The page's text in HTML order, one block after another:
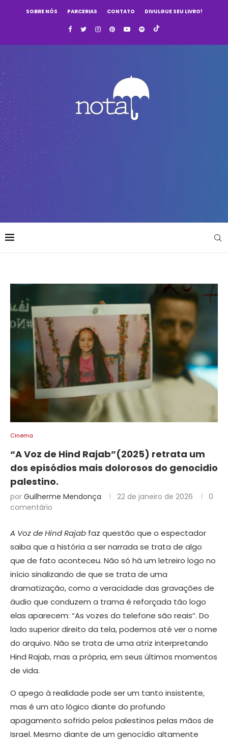
SOBRE NÓS PARCERIAS CONTATO DIVULGUE SEU LIVRO!
Cinema
“A Voz de Hind Rajab”(2025) retrata um
dos episódios mais dolorosos do genocidio
palestino.
por Guilherme Mendonça 22 de janeiro de 2026
0
comentário
A Voz de Hind Rajab faz questão que o espectador
saiba que a história a ser narrada se trata de algo
que de fato aconteceu. Não só há um letreiro logo no
início sinalizando de que se trata de uma
dramatização, como a veracidade das gravações de
áudio que conduzem a trama é reforçada tão logo
elas aparecem: “As vozes do telefone são reais”. Do
lado superior direito da tela, podemos até ver o nome
do arquivo. Não se trata de uma atriz interpretando
Hind Rajab, mas a própria, em seus últimos momentos
de vida.
O apego à realidade pode ser um tanto insistente,
mas é um ato lógico diante do profundo
apagamento sofrido pelos palestinos pelas mãos de
Israel. Mesmo diante de um genocídio altamente